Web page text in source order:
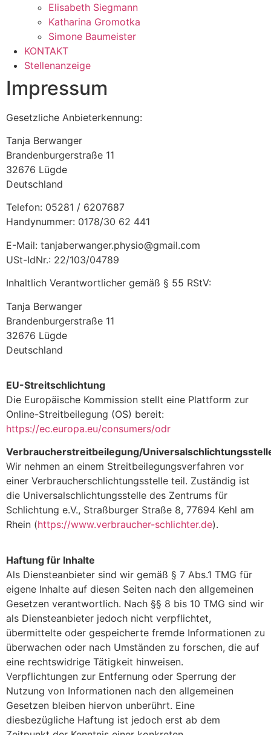
Elisabeth Siegmann
Katharina Gromotka
Simone Baumeister
KONTAKT
Stellenanzeige
Impressum
Gesetzliche Anbieterkennung:
Tanja Berwanger
Brandenburgerstraße 11
32676 Lügde
Deutschland
Telefon: 05281 / 6207687
Handynummer: 0178/30 62 441
E-Mail: tanjaberwanger.physio@gmail.com
USt-IdNr.: 22/103/04789
Inhaltlich Verantwortlicher gemäß § 55 RStV:
Tanja Berwanger
Brandenburgerstraße 11
32676 Lügde
Deutschland
EU-Streitschlichtung
Die Europäische Kommission stellt eine Plattform zur
Online-Streitbeilegung (OS) bereit:
https://ec.europa.eu/consumers/odr
Verbraucherstreitbeilegung/
Wir nehmen an einem Streitbeilegungsverfahren vor
einer Verbraucherschlichtungsstelle teil. Zuständig ist
die Universalschlichtungsstelle des Zentrums für
Schlichtung e.V., Straßburger Straße 8, 77694 Kehl am
Rhein (https://www.verbraucher-schlichter.de).
Haftung für Inhalte
Als Diensteanbieter sind wir gemäß § 7 Abs.1 TMG für
eigene Inhalte auf diesen Seiten nach den allgemeinen
Gesetzen verantwortlich. Nach §§ 8 bis 10 TMG sind wir
als Diensteanbieter jedoch nicht verpflichtet,
übermittelte oder gespeicherte fremde Informationen zu
überwachen oder nach Umständen zu forschen, die auf
eine rechtswidrige Tätigkeit hinweisen.
Verpflichtungen zur Entfernung oder Sperrung der
Nutzung von Informationen nach den allgemeinen
Gesetzen bleiben hiervon unberührt. Eine
diesbezügliche Haftung ist jedoch erst ab dem